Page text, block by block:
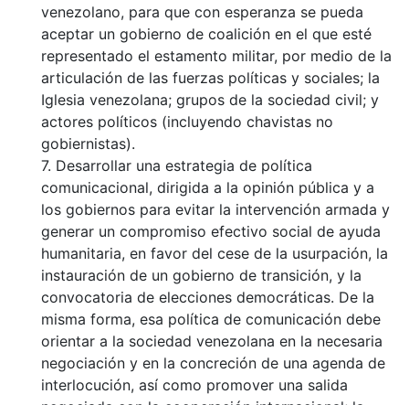
venezolano, para que con esperanza se pueda
aceptar un gobierno de coalición en el que esté
representado el estamento militar, por medio de la
articulación de las fuerzas políticas y sociales; la
Iglesia venezolana; grupos de la sociedad civil; y
actores políticos (incluyendo chavistas no
gobiernistas).
7. Desarrollar una estrategia de política
comunicacional, dirigida a la opinión pública y a
los gobiernos para evitar la intervención armada y
generar un compromiso efectivo social de ayuda
humanitaria, en favor del cese de la usurpación, la
instauración de un gobierno de transición, y la
convocatoria de elecciones democráticas. De la
misma forma, esa política de comunicación debe
orientar a la sociedad venezolana en la necesaria
negociación y en la concreción de una agenda de
interlocución, así como promover una salida